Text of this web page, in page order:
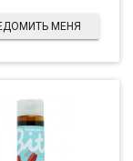
МЕНЯ